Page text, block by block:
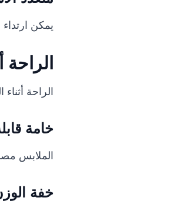
يمكن ارتداء
الراحة
خامة
الملابس
خفة